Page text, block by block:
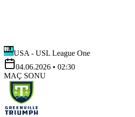
USA - USL League One
04.06.2026 • 02:30
MAÇ SONU